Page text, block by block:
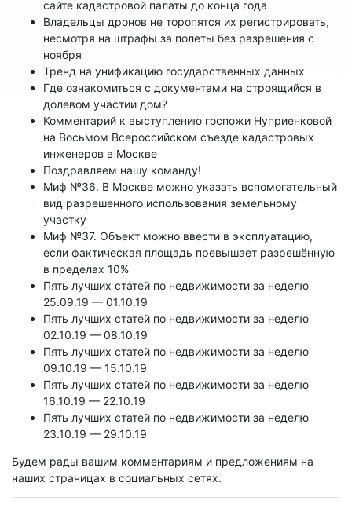
сайте кадастровой палаты до конца года
Владельцы дронов не торопятся их регистрировать,
несмотря на штрафы за полеты без разрешения с
ноября
Тренд на унификацию государственных данных
Где ознакомиться с документами на строящийся в
долевом участии дом?
Комментарий к выступлению госпожи Нуприенковой
на Восьмом Всероссийском съезде кадастровых
инженеров в Москве
Поздравляем нашу команду!
Миф №36. В Москве можно указать вспомогательный
вид разрешенного использования земельному
участку
Миф №37. Объект можно ввести в эксплуатацию,
если фактическая площадь превышает разрешённую
в пределах 10%
Пять лучших статей по недвижимости за неделю
25.09.19 — 01.10.19
Пять лучших статей по недвижимости за неделю
02.10.19 — 08.10.19
Пять лучших статей по недвижимости за неделю
09.10.19 — 15.10.19
Пять лучших статей по недвижимости за неделю
16.10.19 — 22.10.19
Пять лучших статей по недвижимости за неделю
23.10.19 — 29.10.19
Будем рады вашим комментариям и предложениям на
наших страницах в социальных сетях.